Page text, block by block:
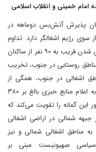
خمینی و انقلاب اسلامی
پذیرش آتش‌بس دوماهه در
رژیم اشغالگر دارد. تداوم
حملات به غیرنظامیان که منجر به کشته و زخمی شدن قریب به ۹۰ نفر از ساکنان
روستایی در جنوب، تخریب
اشغالی در جنوب، همگی از
مهم‌ترین مصادیق این نقض عهد است که بنا به اعلام منابع خبری بالغ بر ۳۸۰
گمانه را تقویت می‌کند که
شمالی در اراضی اشغالی
مناطق اشغالی شمالی و نیز
صهیونیست مبنی بر